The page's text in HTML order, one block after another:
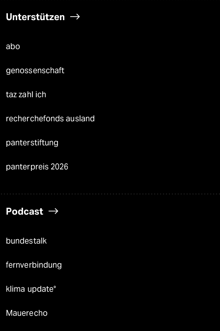
Unterstützen
abo
genossenschaft
taz zahl ich
recherchefonds ausland
panterstiftung
panterpreis 2026
Podcast
bundestalk
fernverbindung
klima update°
Mauerecho